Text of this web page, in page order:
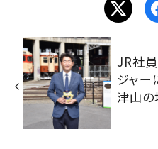
JR社
ジャ
津山の